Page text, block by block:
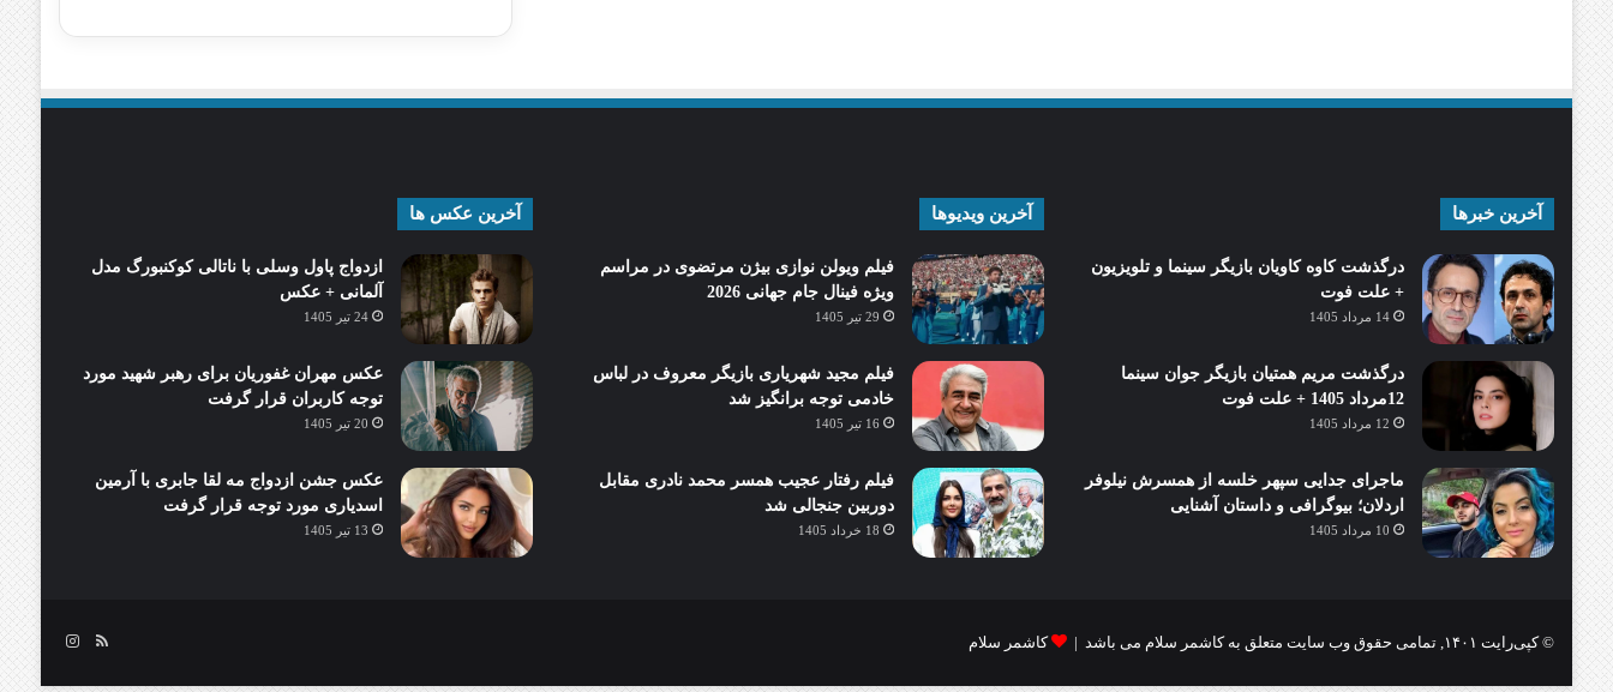
آخرین خبرها
درگذشت کاوه کاویان بازیگر سینما و تلویزیون
+ علت فوت
14 مرداد 1405
درگذشت مریم همتیان بازیگر جوان سینما
12مرداد 1405 + علت فوت
12 مرداد 1405
ماجرای جدایی سپهر خلسه از همسرش نیلوفر
اردلان؛ بیوگرافی و داستان آشنایی
10 مرداد 1405
آخرین ویدیوها
فیلم ویولن نوازی بیژن مرتضوی در مراسم
ویژه فینال جام جهانی 2026
29 تیر 1405
فیلم مجید شهریاری بازیگر معروف در لباس
خادمی توجه برانگیز شد
16 تیر 1405
فیلم رفتار عجیب همسر محمد نادری مقابل
دوربین جنجالی شد
18 خرداد 1405
آخرین عکس ها
ازدواج پاول وسلی با ناتالی کوکنبورگ مدل
آلمانی + عکس
24 تیر 1405
عکس مهران غفوریان برای رهبر شهید مورد
توجه کاربران قرار گرفت
20 تیر 1405
عکس جشن ازدواج مه لقا جابری با آرمین
اسدیاری مورد توجه قرار گرفت
13 تیر 1405
© کپی‌رایت ۱۴۰۱, تمامی حقوق وب سایت متعلق به کاشمر سلام می باشد | کاشمر سلام خوراکاینستاگرام